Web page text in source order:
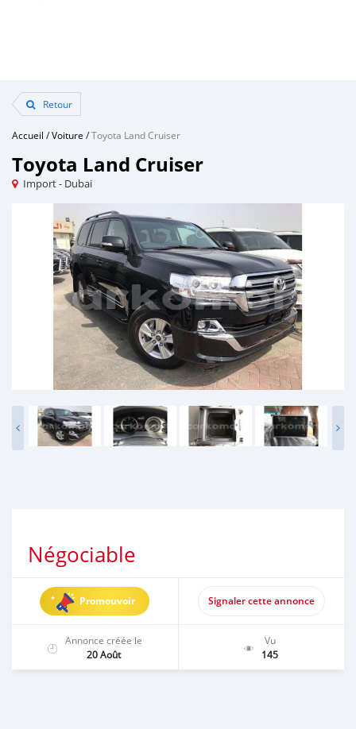
Retour
Accueil /Voiture /Toyota Land Cruiser
Toyota Land Cruiser
Import - Dubai
Négociable
Promouvoir Signaler cette annonce
Annonce créée le
20 Août
Vu
145